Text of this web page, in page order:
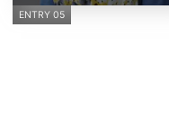
ENTRY 05